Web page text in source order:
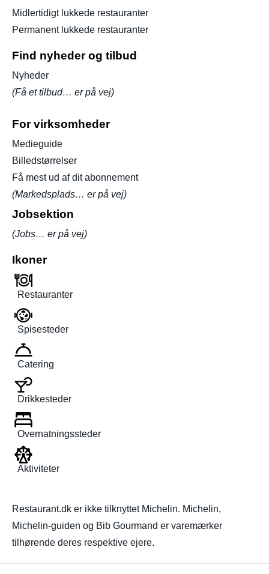
Midlertidigt lukkede restauranter
Permanent lukkede restauranter
Find nyheder og tilbud
Nyheder
(Få et tilbud… er på vej)
For virksomheder
Medieguide
Billedstørrelser
Få mest ud af dit abonnement
(Markedsplads… er på vej)
Jobsektion
(Jobs… er på vej)
Ikoner
Restauranter
Spisesteder
Catering
Drikkesteder
Overnatningssteder
Aktiviteter
Restaurant.dk er ikke tilknyttet Michelin. Michelin,
Michelin-guiden og Bib Gourmand er varemærker
tilhørende deres respektive ejere.